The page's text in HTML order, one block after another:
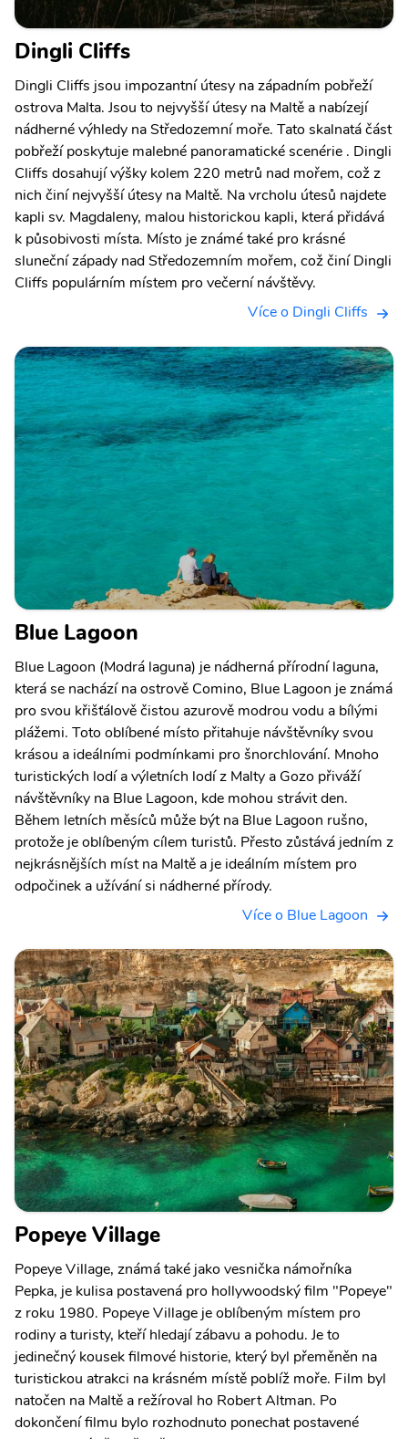
Dingli Cliffs
Dingli Cliffs jsou impozantní útesy na západním pobřeží
ostrova Malta. Jsou to nejvyšší útesy na Maltě a nabízejí
nádherné výhledy na Středozemní moře. Tato skalnatá část
pobřeží poskytuje malebné panoramatické scenérie . Dingli
Cliffs dosahují výšky kolem 220 metrů nad mořem, což z
nich činí nejvyšší útesy na Maltě. Na vrcholu útesů najdete
kapli sv. Magdaleny, malou historickou kapli, která přidává
k působivosti místa. Místo je známé také pro krásné
sluneční západy nad Středozemním mořem, což činí Dingli
Cliffs populárním místem pro večerní návštěvy.
Více o Dingli Cliffs
Blue Lagoon
Blue Lagoon (Modrá laguna) je nádherná přírodní laguna,
která se nachází na ostrově Comino, Blue Lagoon je známá
pro svou křišťálově čistou azurově modrou vodu a bílými
plážemi. Toto oblíbené místo přitahuje návštěvníky svou
krásou a ideálními podmínkami pro šnorchlování. Mnoho
turistických lodí a výletních lodí z Malty a Gozo přiváží
návštěvníky na Blue Lagoon, kde mohou strávit den.
Během letních měsíců může být na Blue Lagoon rušno,
protože je oblíbeným cílem turistů. Přesto zůstává jedním z
nejkrásnějších míst na Maltě a je ideálním místem pro
odpočinek a užívání si nádherné přírody.
Více o Blue Lagoon
Popeye Village
Popeye Village, známá také jako vesnička námořníka
Pepka, je kulisa postavená pro hollywoodský film "Popeye"
z roku 1980. Popeye Village je oblíbeným místem pro
rodiny a turisty, kteří hledají zábavu a pohodu. Je to
jedinečný kousek filmové historie, který byl přeměněn na
turistickou atrakci na krásném místě poblíž moře. Film byl
natočen na Maltě a režíroval ho Robert Altman. Po
dokončení filmu bylo rozhodnuto ponechat postavené